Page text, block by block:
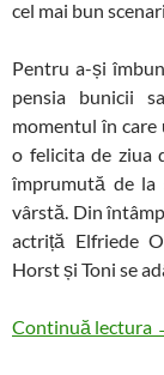
cel mai bun
Pentru a-și
pensia bunicii
momentul în
o felicita de ziua
împrumută de la
vârstă. Din
actriță Elfriede
Horst și Toni se
Continuă lectura